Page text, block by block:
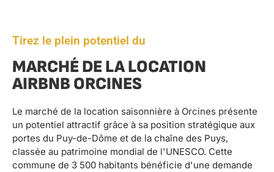
Tirez le plein potentiel du
MARCHÉ DE LA LOCATION
AIRBNB ORCINES
Le marché de la location saisonnière à Orcines présente
un potentiel attractif grâce à sa position stratégique aux
portes du Puy-de-Dôme et de la chaîne des Puys,
classée au patrimoine mondial de l'UNESCO. Cette
commune de 3 500 habitants bénéficie d'une demande